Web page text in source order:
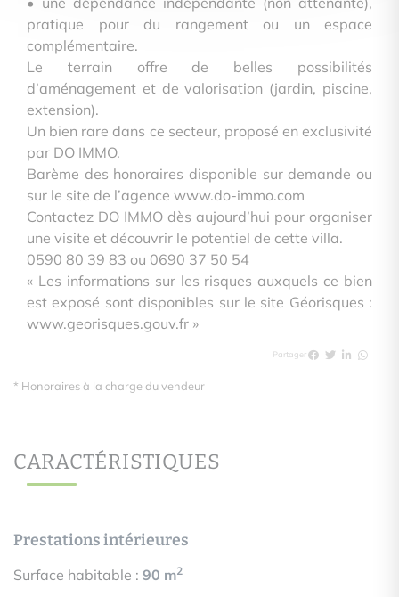
pratique pour du rangement ou un espace
complémentaire.
Le terrain offre de belles possibilités
d’aménagement et de valorisation (jardin, piscine,
extension).
Un bien rare dans ce secteur, proposé en exclusivité
par DO IMMO.
Barème des honoraires disponible sur demande ou
sur le site de l’agence www.do-immo.com
Contactez DO IMMO dès aujourd’hui pour organiser
une visite et découvrir le potentiel de cette villa.
0590 80 39 83 ou 0690 37 50 54
« Les informations sur les risques auxquels ce bien
est exposé sont disponibles sur le site Géorisques :
www.georisques.gouv.fr »
Partager
* Honoraires à la charge du vendeur
CARACTÉRISTIQUES
Prestations intérieures
Surface habitable : 90 m2